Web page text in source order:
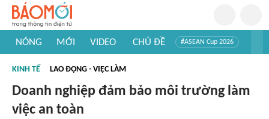
NÓNG MỚI VIDEO CHỦ ĐỀ #ASEAN Cup 2026
#Khám phá thế giới
KINH TẾ LAO ĐỘNG - VIỆC LÀM
Doanh nghiệp đảm bảo môi trường làm
việc an toàn